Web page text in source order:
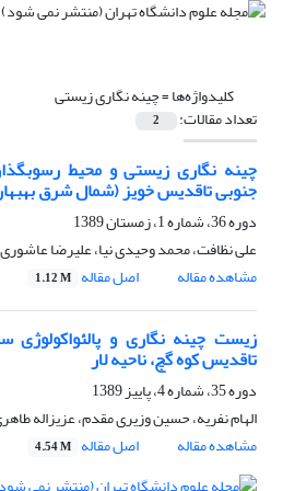
کلیدواژه‌ها =چینه نگاری زیستی
تعداد مقالات: 2
چینه نگاری زیستی و محیط
جنوبی تاقدیس خویز (شمال شرق
دوره 36، شماره 1، زمستان 1389
علی نظافت، محمد وحیدی نیا، علیرضا عاشوری
مشاهده مقاله
اصل مقاله 1.12 M
زیست چینه نگاری و
تاقدیس کوه گچ، ناحیه لار
دوره 35، شماره 4، پاییز 1389
الهام نفریه، حسین وزیری مقدم، عزیزاله
مشاهده مقاله
اصل مقاله 4.54 M